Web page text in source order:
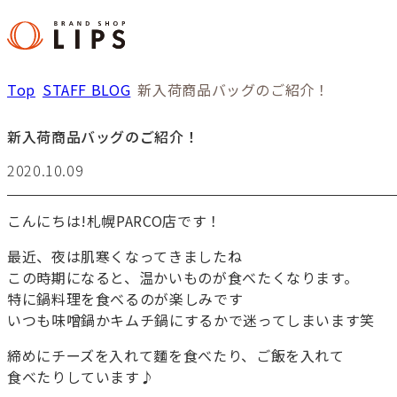
Top STAFF BLOG 新入荷商品バッグのご紹介！
新入荷商品バッグのご紹介！
2020.10.09
こんにちは!札幌PARCO店です！
最近、夜は肌寒くなってきましたね
この時期になると、温かいものが食べたくなります。
特に鍋料理を食べるのが楽しみです
いつも味噌鍋かキムチ鍋にするかで迷ってしまいます笑
締めにチーズを入れて麵を食べたり、ご飯を入れて
食べたりしています♪